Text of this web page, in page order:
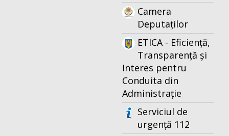
Camera
Deputaților
ETICA - Eficiență,
Transparență și
Interes pentru
Conduita din
Administrație
Serviciul de
urgență 112